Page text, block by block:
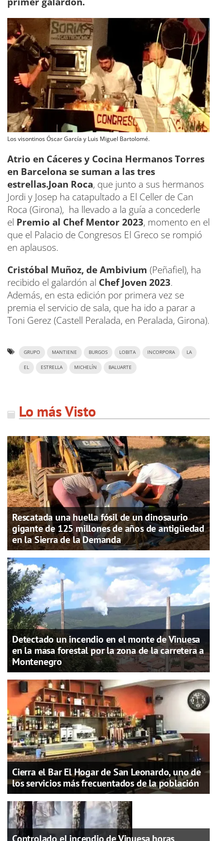
Los visontinos Óscar García y Luis Miguel Bartolomé.
Atrio en Cáceres y Cocina Hermanos Torres
en Barcelona se suman a las tres
estrellas.Joan Roca, que junto a sus hermanos
Jordi y Josep ha catapultado a El Celler de Can
Roca (Girona), ha llevado a la guía a concederle
el Premio al Chef Mentor 2023, momento en el
que el Palacio de Congresos El Greco se rompió
en aplausos.
Cristóbal Muñoz, de Ambivium (Peñafiel), ha
recibido el galardón al Chef Joven 2023.
Además, en esta edición por primera vez se
premia el servicio de sala, que ha ido a parar a
Toni Gerez (Castell Peralada, en Peralada, Girona).
GRUPO MANTIENE BURGOS LOBITA INCORPORA LA
EL ESTRELLA MICHELÍN BALUARTE
Lo más Visto
Rescatada una huella fósil de un dinosaurio
gigante de 125 millones de años de antigüedad
en la Sierra de la Demanda
Detectado un incendio en el monte de Vinuesa
en la masa forestal por la zona de la carretera a
Montenegro
Cierra el Bar El Hogar de San Leonardo, uno de
los servicios más frecuentados de la población
Controlado el incendio de Vinuesa horas